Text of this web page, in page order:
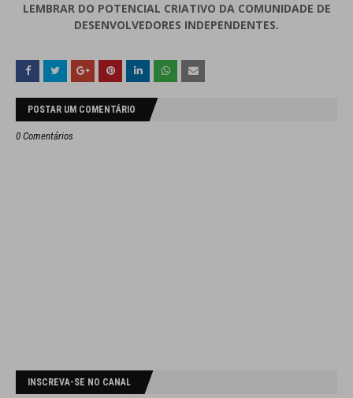
LEMBRAR DO POTENCIAL CRIATIVO DA COMUNIDADE DE
DESENVOLVEDORES INDEPENDENTES.
POSTAR UM COMENTÁRIO
0 Comentários
INSCREVA-SE NO CANAL